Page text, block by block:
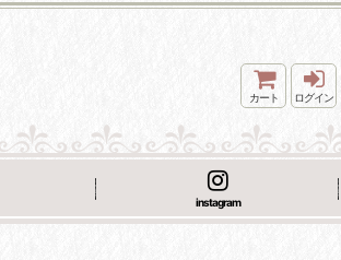
カート ログイン
instagram